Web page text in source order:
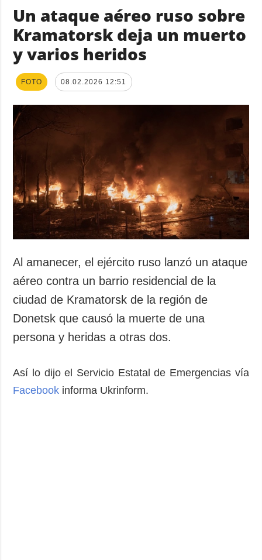
Un ataque aéreo ruso sobre
Kramatorsk deja un muerto
y varios heridos
FOTO 08.02.2026 12:51
Al amanecer, el ejército ruso lanzó un ataque
aéreo contra un barrio residencial de la
ciudad de Kramatorsk de la región de
Donetsk que causó la muerte de una
persona y heridas a otras dos.
Así lo dijo el Servicio Estatal de Emergencias vía
Facebook informa Ukrinform.